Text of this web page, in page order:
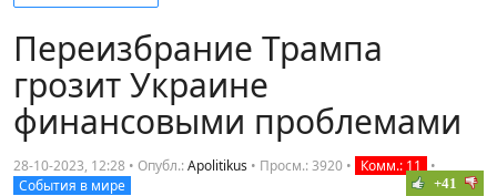
Переизбрание Трампа
грозит Украине
финансовыми проблемами
28-10-2023, 12:28 • Опубл.:Apolitikus • Просм.: 3920 • Комм.: 11
•
События в мире
+41